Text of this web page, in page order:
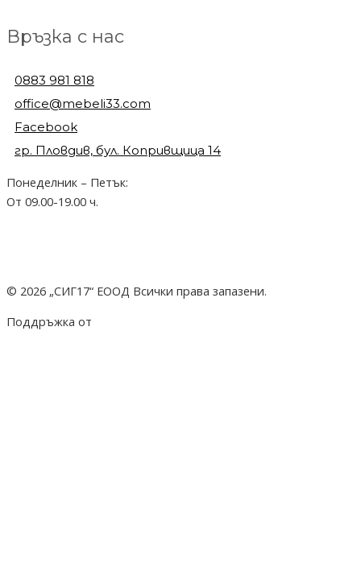
Връзка с нас
0883 981 818
office@mebeli33.com
Facebook
гр. Пловдив, бул. Копривщица 14
Понеделник – Петък:
От 09.00-19.00 ч.
© 2026 „СИГ17“ ЕООД Всички права запазени.
Поддръжка от